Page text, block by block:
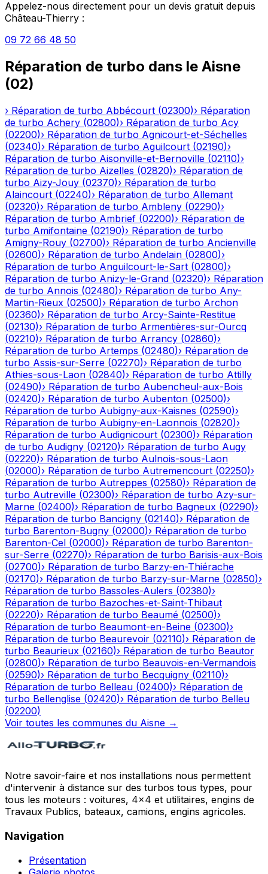
Appelez-nous directement pour un devis gratuit depuis
Château-Thierry :
09 72 66 48 50
Réparation de turbo dans le Aisne
(02)
› Réparation de turbo Abbécourt (02300)› Réparation
de turbo Achery (02800)› Réparation de turbo Acy
(02200)› Réparation de turbo Agnicourt-et-Séchelles
(02340)› Réparation de turbo Aguilcourt (02190)›
Réparation de turbo Aisonville-et-Bernoville (02110)›
Réparation de turbo Aizelles (02820)› Réparation de
turbo Aizy-Jouy (02370)› Réparation de turbo
Alaincourt (02240)› Réparation de turbo Allemant
(02320)› Réparation de turbo Ambleny (02290)›
Réparation de turbo Ambrief (02200)› Réparation de
turbo Amifontaine (02190)› Réparation de turbo
Amigny-Rouy (02700)› Réparation de turbo Ancienville
(02600)› Réparation de turbo Andelain (02800)›
Réparation de turbo Anguilcourt-le-Sart (02800)›
Réparation de turbo Anizy-le-Grand (02320)› Réparation
de turbo Annois (02480)› Réparation de turbo Any-
Martin-Rieux (02500)› Réparation de turbo Archon
(02360)› Réparation de turbo Arcy-Sainte-Restitue
(02130)› Réparation de turbo Armentières-sur-Ourcq
(02210)› Réparation de turbo Arrancy (02860)›
Réparation de turbo Artemps (02480)› Réparation de
turbo Assis-sur-Serre (02270)› Réparation de turbo
Athies-sous-Laon (02840)› Réparation de turbo Attilly
(02490)› Réparation de turbo Aubencheul-aux-Bois
(02420)› Réparation de turbo Aubenton (02500)›
Réparation de turbo Aubigny-aux-Kaisnes (02590)›
Réparation de turbo Aubigny-en-Laonnois (02820)›
Réparation de turbo Audignicourt (02300)› Réparation
de turbo Audigny (02120)› Réparation de turbo Augy
(02220)› Réparation de turbo Aulnois-sous-Laon
(02000)› Réparation de turbo Autremencourt (02250)›
Réparation de turbo Autreppes (02580)› Réparation de
turbo Autreville (02300)› Réparation de turbo Azy-sur-
Marne (02400)› Réparation de turbo Bagneux (02290)›
Réparation de turbo Bancigny (02140)› Réparation de
turbo Barenton-Bugny (02000)› Réparation de turbo
Barenton-Cel (02000)› Réparation de turbo Barenton-
sur-Serre (02270)› Réparation de turbo Barisis-aux-Bois
(02700)› Réparation de turbo Barzy-en-Thiérache
(02170)› Réparation de turbo Barzy-sur-Marne (02850)›
Réparation de turbo Bassoles-Aulers (02380)›
Réparation de turbo Bazoches-et-Saint-Thibaut
(02220)› Réparation de turbo Beaumé (02500)›
Réparation de turbo Beaumont-en-Beine (02300)›
Réparation de turbo Beaurevoir (02110)› Réparation de
turbo Beaurieux (02160)› Réparation de turbo Beautor
(02800)› Réparation de turbo Beauvois-en-Vermandois
(02590)› Réparation de turbo Becquigny (02110)›
Réparation de turbo Belleau (02400)› Réparation de
turbo Bellenglise (02420)› Réparation de turbo Belleu
(02200)
Voir toutes les communes du Aisne →
Notre savoir-faire et nos installations nous permettent
d'intervenir à distance sur des turbos tous types, pour
tous les moteurs : voitures, 4x4 et utilitaires, engins de
Travaux Publics, bateaux, camions, engins agricoles.
Navigation
Présentation